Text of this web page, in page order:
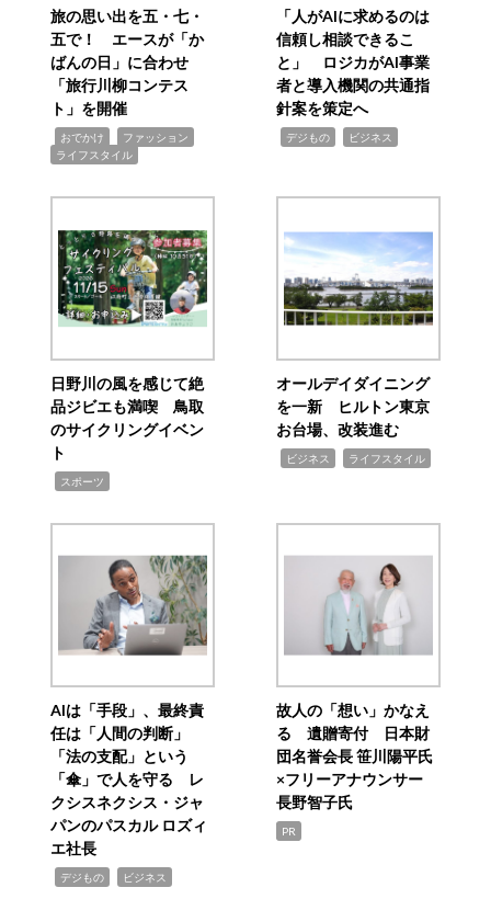
旅の思い出を五・七・
五で！ エースが「か
ばんの日」に合わせ
「旅行川柳コンテス
ト」を開催
おでかけ ファッション
ライフスタイル
「人がAIに求めるのは
信頼し相談できるこ
と」 ロジカがAI事業
者と導入機関の共通指
針案を策定へ
デジもの ビジネス
日野川の風を感じて絶
品ジビエも満喫 鳥取
のサイクリングイベン
ト
スポーツ
オールデイダイニング
を一新 ヒルトン東京
お台場、改装進む
ビジネス ライフスタイル
AIは「手段」、最終責
任は「人間の判断」
「法の支配」という
「傘」で人を守る レ
クシスネクシス・ジャ
パンのパスカル ロズィ
エ社長
デジもの ビジネス
故人の「想い」かなえ
る 遺贈寄付 日本財
団名誉会長 笹川陽平氏
×フリーアナウンサー
長野智子氏
PR